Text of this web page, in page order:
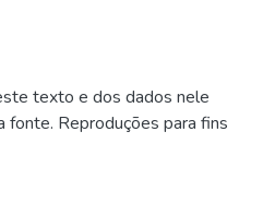
texto e dos dados nele
fonte. Reproduções para fins